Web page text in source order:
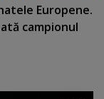
Europene.
campionul